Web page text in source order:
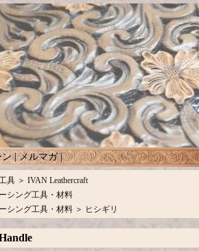
ン|メルマガ|
具 ＞ IVAN Leathercraft
シング工具・材料
シング工具・材料 ＞ ヒシギリ